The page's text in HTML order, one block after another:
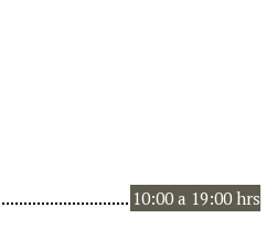
10:00 a 19:00 hrs